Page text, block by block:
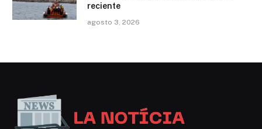
reciente
agosto 3, 2026